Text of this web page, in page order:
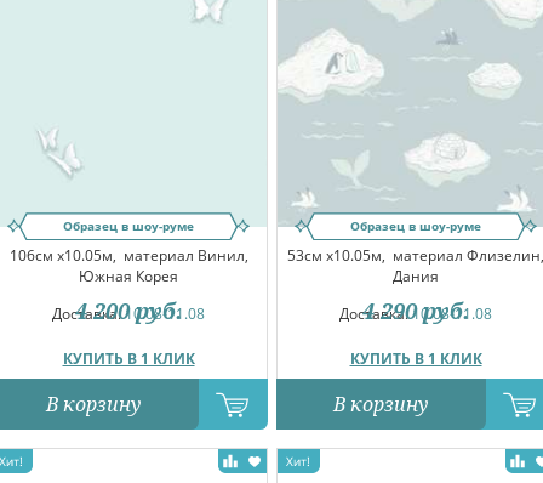
Образец в шоу-руме
106см x10.05м, материал Винил,
Южная Корея
Доставка:10.08-11.08
КУПИТЬ В 1 КЛИК
4 200 руб.
В корзину
Образец в шоу-руме
53см x10.05м, материал Флизелин,
Дания
Доставка:10.08-11.08
КУПИТЬ В 1 КЛИК
4 290 руб.
В корзину